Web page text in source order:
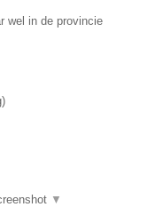
wel in de provincie
)
▼